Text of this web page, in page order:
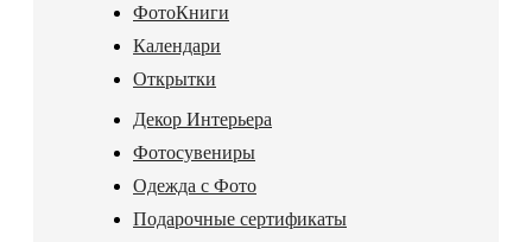
ФотоКниги
Календари
Открытки
Декор Интерьера
Фотосувениры
Одежда с Фото
Подарочные сертификаты